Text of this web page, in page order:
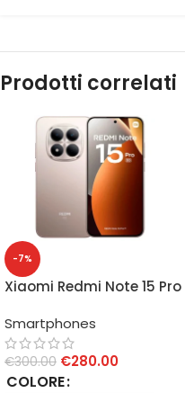
Prodotti correlati
-7%
Xiaomi Redmi Note 15 Pro
Smartphones
€300.00 €280.00
COLORE